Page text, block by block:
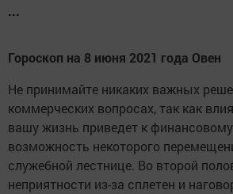
...
Гороскоп на 8 июня 2021 года Овен
Не принимайте никаких важных
коммерческих вопросах, так как
вашу жизнь приведет к
возможность некоторого
служебной лестнице. Во второй
неприятности из-за сплетен и